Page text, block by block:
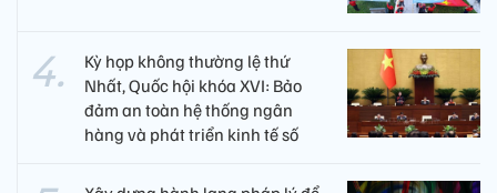
Kỳ họp không thường lệ thứ
Nhất, Quốc hội khóa XVI: Bảo
đảm an toàn hệ thống ngân
hàng và phát triển kinh tế số